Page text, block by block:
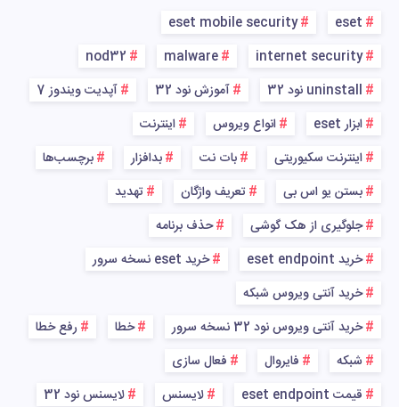
eset
eset mobile security
internet security
malware
nod32
uninstall نود 32
آموزش نود 32
آپدیت ویندوز 7
ابزار eset
انواع ویروس
اینترنت
اینترنت سکیوریتی
بات نت بدافزار
برچسب‌ها
بستن یو اس بی
تعریف واژگان
تهدید
جلوگیری از هک گوشی
حذف برنامه
خرید eset endpoint
خرید eset نسخه سرور
خرید آنتی ویروس شبکه
خرید آنتی ویروس نود 32 نسخه سرور
خطا
رفع خطا
شبکه
فایروال
فعال سازی
قیمت eset endpoint
لایسنس لایسنس نود 32